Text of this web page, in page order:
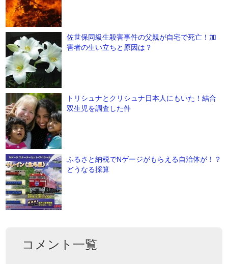
佐世保同級生殺害事件の父親が自宅で死亡！加
害者の生い立ちと原因は？
トリシュナとクリシュナ日本人にもいた！結合
双生児を調査した件
ふるさと納税でNゲージがもらえる自治体が！？
どうなる採算
コメント一覧